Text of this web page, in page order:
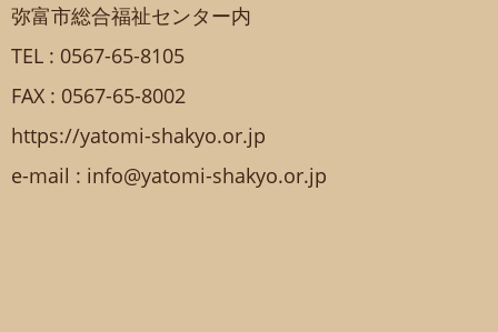
弥富市総合福祉センター内
TEL : 0567-65-8105
FAX : 0567-65-8002
https://yatomi-shakyo.or.jp
e-mail : info@yatomi-shakyo.or.jp